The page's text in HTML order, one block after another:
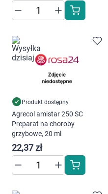
Produkt dostępny
Agrecol amistar 250 SC
Preparat na choroby
grzybowe, 20 ml
22,37 zł